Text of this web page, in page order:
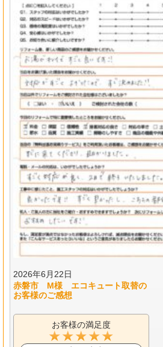
2026年6月22日
赤磐市 M様 エコキュート取替の
お客様のご感想
お客様の満足度